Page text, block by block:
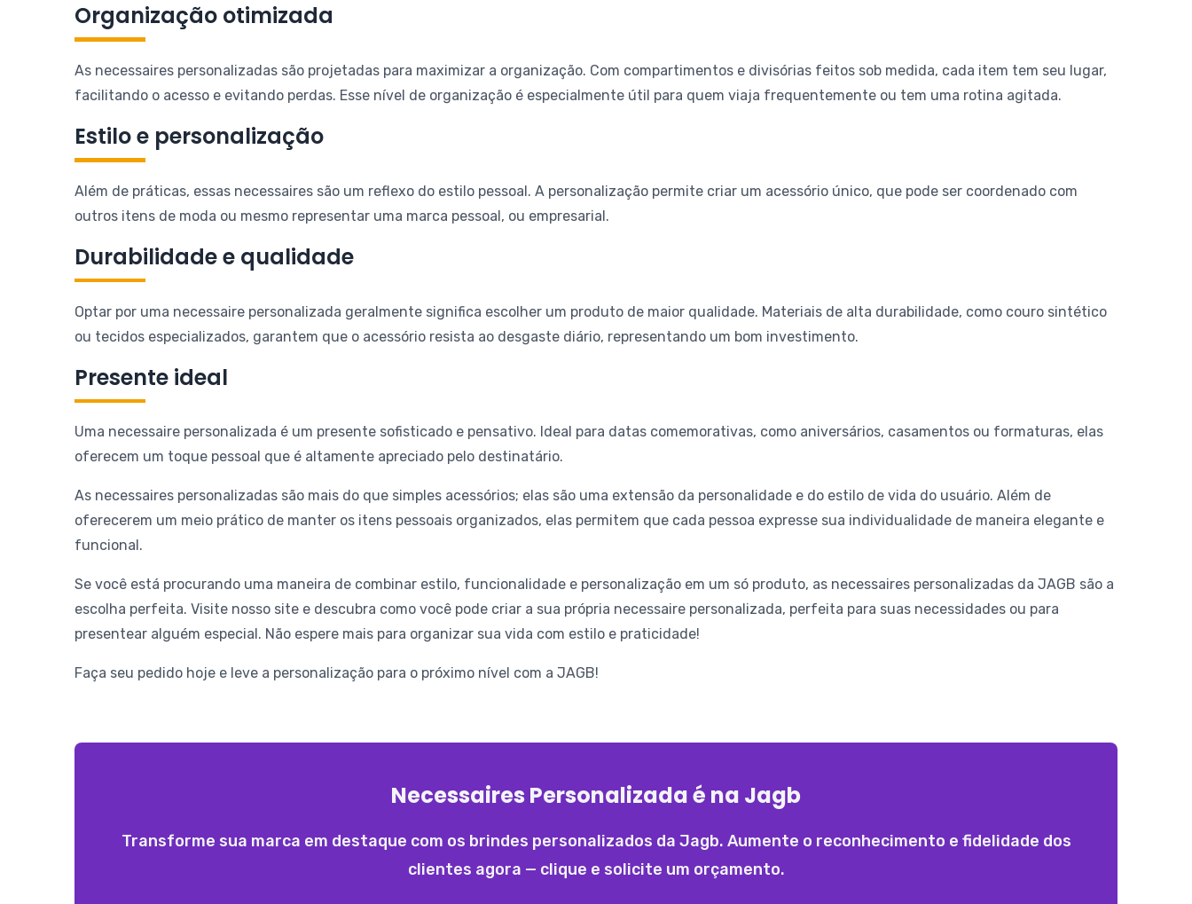
Organização otimizada
As necessaires personalizadas são projetadas para maximizar a organização. Com compartimentos e divisórias feitos sob medida, cada item tem seu lugar,
facilitando o acesso e evitando perdas. Esse nível de organização é especialmente útil para quem viaja frequentemente ou tem uma rotina agitada.
Estilo e personalização
Além de práticas, essas necessaires são um reflexo do estilo pessoal. A personalização permite criar um acessório único, que pode ser coordenado com
outros itens de moda ou mesmo representar uma marca pessoal, ou empresarial.
Durabilidade e qualidade
Optar por uma necessaire personalizada geralmente significa escolher um produto de maior qualidade. Materiais de alta durabilidade, como couro sintético
ou tecidos especializados, garantem que o acessório resista ao desgaste diário, representando um bom investimento.
Presente ideal
Uma necessaire personalizada é um presente sofisticado e pensativo. Ideal para datas comemorativas, como aniversários, casamentos ou formaturas, elas
oferecem um toque pessoal que é altamente apreciado pelo destinatário.
As necessaires personalizadas são mais do que simples acessórios; elas são uma extensão da personalidade e do estilo de vida do usuário. Além de
oferecerem um meio prático de manter os itens pessoais organizados, elas permitem que cada pessoa expresse sua individualidade de maneira elegante e
funcional.
Se você está procurando uma maneira de combinar estilo, funcionalidade e personalização em um só produto, as necessaires personalizadas da JAGB são a
escolha perfeita. Visite nosso site e descubra como você pode criar a sua própria necessaire personalizada, perfeita para suas necessidades ou para
presentear alguém especial. Não espere mais para organizar sua vida com estilo e praticidade!
Faça seu pedido hoje e leve a personalização para o próximo nível com a JAGB!
Necessaires Personalizada é na Jagb
Transforme sua marca em destaque com os brindes personalizados da Jagb. Aumente o reconhecimento e fidelidade dos
clientes agora — clique e solicite um orçamento.